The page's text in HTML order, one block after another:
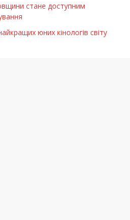
стане доступним
юних кінологів світу